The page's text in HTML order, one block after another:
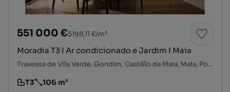
551 000 €5198,11 €/m²
Moradia T3 I Ar condicionado e Jardim I Maia
Travessa de Vila Verde, Gondim, Castêlo da Maia, Maia, Porto
Tipologia
T3
Preço por metro quadrado
106 m²